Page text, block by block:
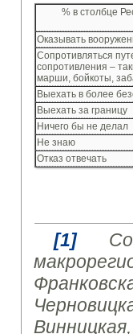
% в столбце
Оказывать
Сопротивляться
сопротивления –
марши, бойкоты,
Выехать в более
Выехать за границу
Ничего бы не делал
Не знаю
Отказ отвечать
[1]